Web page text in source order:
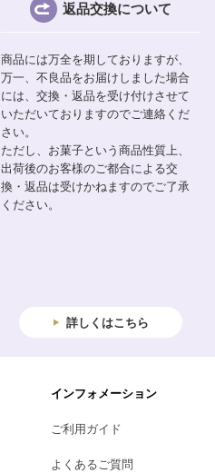
返品交換について
商品には万全を期しておりますが、
万一、不良品をお届けしました場合
には、交換・返品を受け付けさせて
いただいておりますのでご連絡くだ
さい。
ただし、お菓子という商品性質上、
出荷後のお客様のご都合による交
換・返品は受けかねますのでご了承
ください。
詳しくはこちら
インフォメーション
ご利用ガイド
よくあるご質問